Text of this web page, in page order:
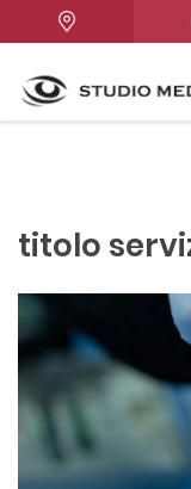
titolo